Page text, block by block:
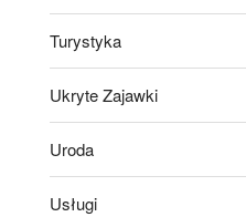
Turystyka
Ukryte Zajawki
Uroda
Usługi